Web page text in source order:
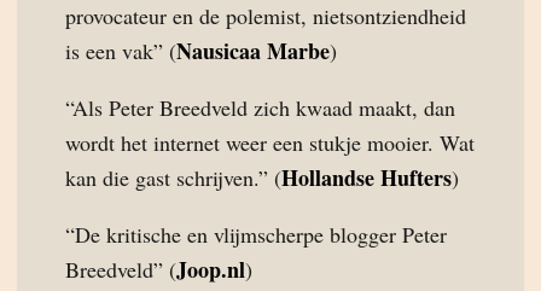
provocateur en de polemist, nietsontziendheid
is een vak” (Nausicaa Marbe)
“Als Peter Breedveld zich kwaad maakt, dan
wordt het internet weer een stukje mooier. Wat
kan die gast schrijven.” (Hollandse Hufters)
“De kritische en vlijmscherpe blogger Peter
Breedveld” (Joop.nl)